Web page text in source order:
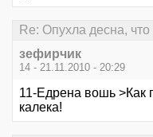
Re: Опухла десна, что
зефирчик
14 - 21.11.2010 - 20:29
11-Едрена вошь >Как
калека!